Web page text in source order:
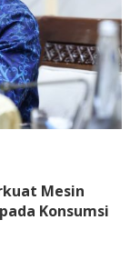
Mesin
Konsumsi